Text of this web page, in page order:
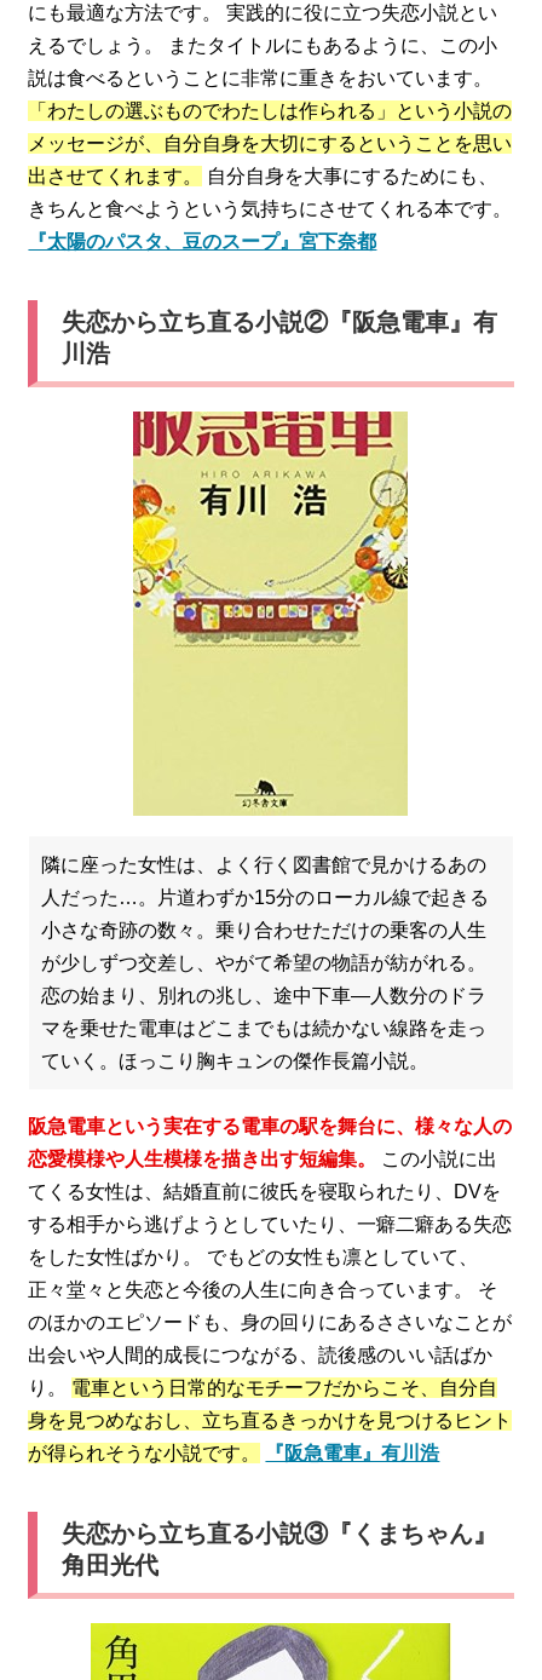
にも最適な方法です。 実践的に役に立つ失恋小説とい
えるでしょう。 またタイトルにもあるように、この小
説は食べるということに非常に重きをおいています。
「わたしの選ぶものでわたしは作られる」という小説の
メッセージが、自分自身を大切にするということを思い
出させてくれます。
自分自身を大事にするためにも、
きちんと食べようという気持ちにさせてくれる本です。
『太陽のパスタ、豆のスープ』宮下奈都
失恋から立ち直る小説②『阪急電車』有
川浩
隣に座った女性は、よく行く図書館で見かけるあの
人だった…。片道わずか15分のローカル線で起きる
小さな奇跡の数々。乗り合わせただけの乗客の人生
が少しずつ交差し、やがて希望の物語が紡がれる。
恋の始まり、別れの兆し、途中下車―人数分のドラ
マを乗せた電車はどこまでもは続かない線路を走っ
ていく。ほっこり胸キュンの傑作長篇小説。
阪急電車という実在する電車の駅を舞台に、様々な人の
恋愛模様や人生模様を描き出す短編集。
この小説に出
てくる女性は、結婚直前に彼氏を寝取られたり、DVを
する相手から逃げようとしていたり、一癖二癖ある失恋
をした女性ばかり。 でもどの女性も凛としていて、
正々堂々と失恋と今後の人生に向き合っています。 そ
のほかのエピソードも、身の回りにあるささいなことが
出会いや人間的成長につながる、読後感のいい話ばか
り。 電車という日常的なモチーフだからこそ、自分自
身を見つめなおし、立ち直るきっかけを見つけるヒント
が得られそうな小説です。
『阪急電車』有川浩
失恋から立ち直る小説③『くまちゃん』
角田光代